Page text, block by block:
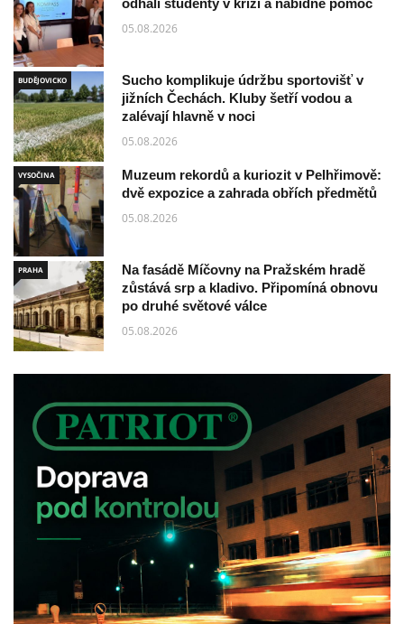
05.08.2026
BUDĚJOVICKO
Sucho komplikuje údržbu sportovišť v
jižních Čechách. Kluby šetří vodou a
zalévají hlavně v noci
05.08.2026
VYSOČINA
Muzeum rekordů a kuriozit v Pelhřimově:
dvě expozice a zahrada obřích předmětů
05.08.2026
PRAHA
Na fasádě Míčovny na Pražském hradě
zůstává srp a kladivo. Připomíná obnovu
po druhé světové válce
05.08.2026